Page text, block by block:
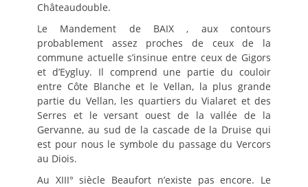
Châteaudouble.
Le Mandement de BAIX , aux contours
probablement assez proches de ceux de la
commune actuelle s’insinue entre ceux de Gigors
et d’Eygluy. Il comprend une partie du couloir
entre Côte Blanche et le Vellan, la plus grande
partie du Vellan, les quartiers du Vialaret et des
Serres et le versant ouest de la vallée de la
Gervanne, au sud de la cascade de la Druise qui
est pour nous le symbole du passage du Vercors
au Diois.
Au XIII° siècle Beaufort n’existe pas encore. Le